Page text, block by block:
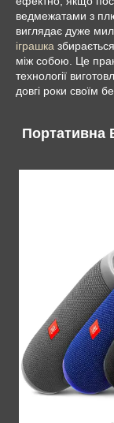
ведмежатами з
виглядає дуже
іграшка
між собою. Це
технології
довгі роки своїм
Портативна